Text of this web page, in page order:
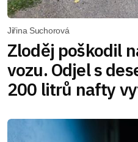
Jiřina Suchorová
Zloděj poškodil
vozu. Odjel s
200 litrů nafty